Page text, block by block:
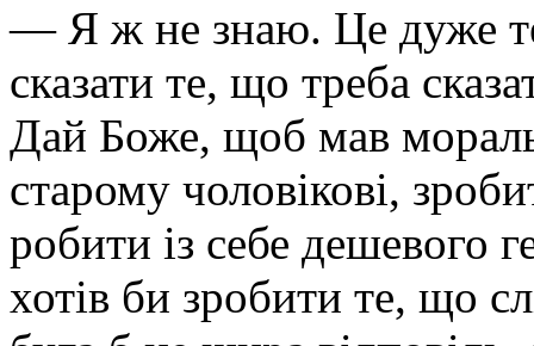
— Я ж не знаю. Це дуже
сказати те, що треба
Дай Боже, щоб мав
старому чоловікові,
робити із себе дешевого
хотів би зробити те, що